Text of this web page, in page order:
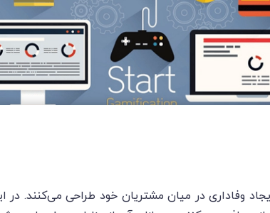
وفاداری در میان مشتریان خود طراحی می‌کنند. در